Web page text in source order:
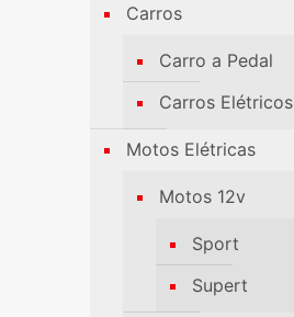
Carros
Carro a Pedal
Carros Elétricos
Motos Elétricas
Motos 12v
Sport
Supert